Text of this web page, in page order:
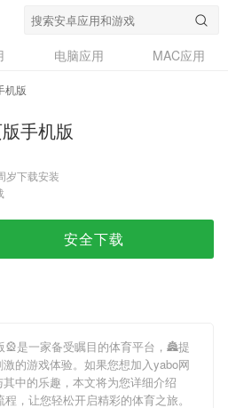
电脑应用
MAC应用
机版
手机版
岁下载安装
安全下载
🎡是一家备受瞩目的体育平台，🏯提
的游戏体验。如果您想加入yabo网
中的乐趣，本文将为您详细介绍
程，让您轻松开启精彩的体育之旅。